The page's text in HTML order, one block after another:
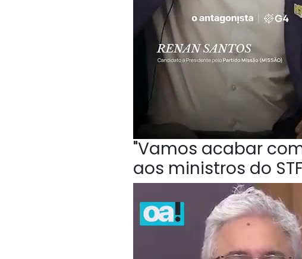
"Vamos acabar
aos ministros do